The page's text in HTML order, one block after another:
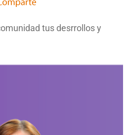
tus desrrollos y